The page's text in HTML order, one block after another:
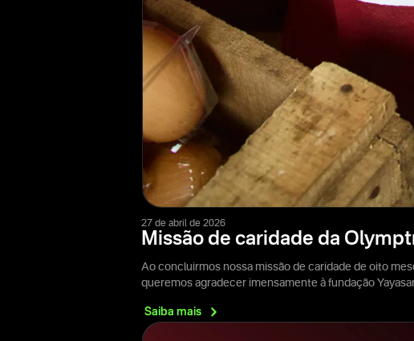
27 de abril de 2026
Missão de caridade da
Ao concluirmos nossa missão de caridade de oito
queremos agradecer imensamente à fundação
Saiba mais